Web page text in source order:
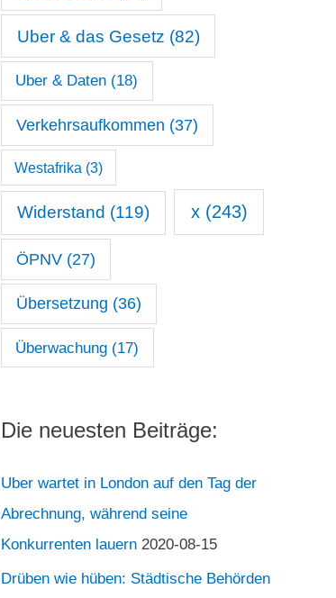
Uber & das Gesetz (82)
Uber & Daten (18)
Verkehrsaufkommen (37)
Westafrika (3)
Widerstand (119) x(243)
ÖPNV(27)
Übersetzung (36)
Überwachung (17)
Die neuesten Beiträge:
Uber wartet in London auf den Tag der
Abrechnung, während seine
Konkurrenten lauern 2020-08-15
Drüben wie hüben: Städtische Behörden